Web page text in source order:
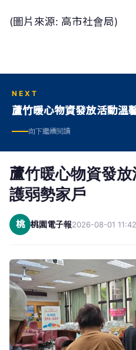
(圖片來源: 高市社會局)
NEXT
蘆竹暖心物資發放活動溫
向下繼續閱讀
蘆竹暖心物資發
護弱勢家戶
桃 桃園電子報2026-08-01